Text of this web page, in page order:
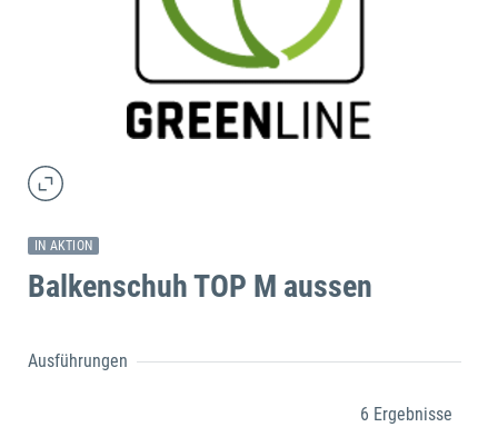
IN AKTION
Balkenschuh TOP M aussen
Ausführungen
6 Ergebnisse